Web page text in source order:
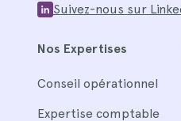
Suivez-nous sur
Nos Expertises
Conseil opérationnel
Expertise comptable